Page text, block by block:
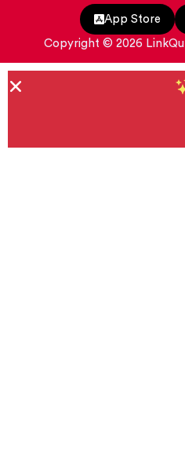
Copyright © 2026 LinkQu
App Store